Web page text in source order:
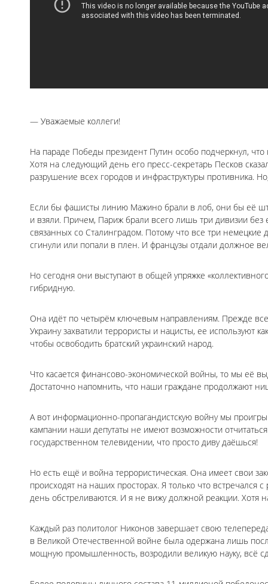
— Уважаемые коллеги!
На параде Победы президент Путин особо подчеркнул,
Хотя на следующий день его пресс-секретарь Песков
разрушение всех городов и инфраструктуры противника.
Если бы фашисты линию Мажино брали в лоб, они бы её
и взяли. Причем, Париж брали всего лишь три дивизии
связанных со Сталинградом. Потому что все три
сгинули или попали в плен. И французы отдали должное
Но сегодня они выступают в общей упряжке
гибридную.
Она идёт по четырём ключевым направлениям. Прежде
Украину захватили террористы и нацисты, ее используют
чтобы освободить братский украинский народ.
Что касается финансово-экономической войны, то мы её
Достаточно напомнить, что наши граждане продолжают
А вот информационно-пропагандистскую войну мы
кампании наши депутаты не имеют возможности
государственном телевидении, что просто диву даёшься!
Но есть ещё и война террористическая. Она имеет свои
происходят на наших просторах. Я только что встречался
день обстреливаются. И я не вижу должной реакции. Хотя
Каждый раз политолог Никонов завершает свою
в Великой Отечественной войне была одержана лишь
мощную промышленность, возродили великую науку, всё